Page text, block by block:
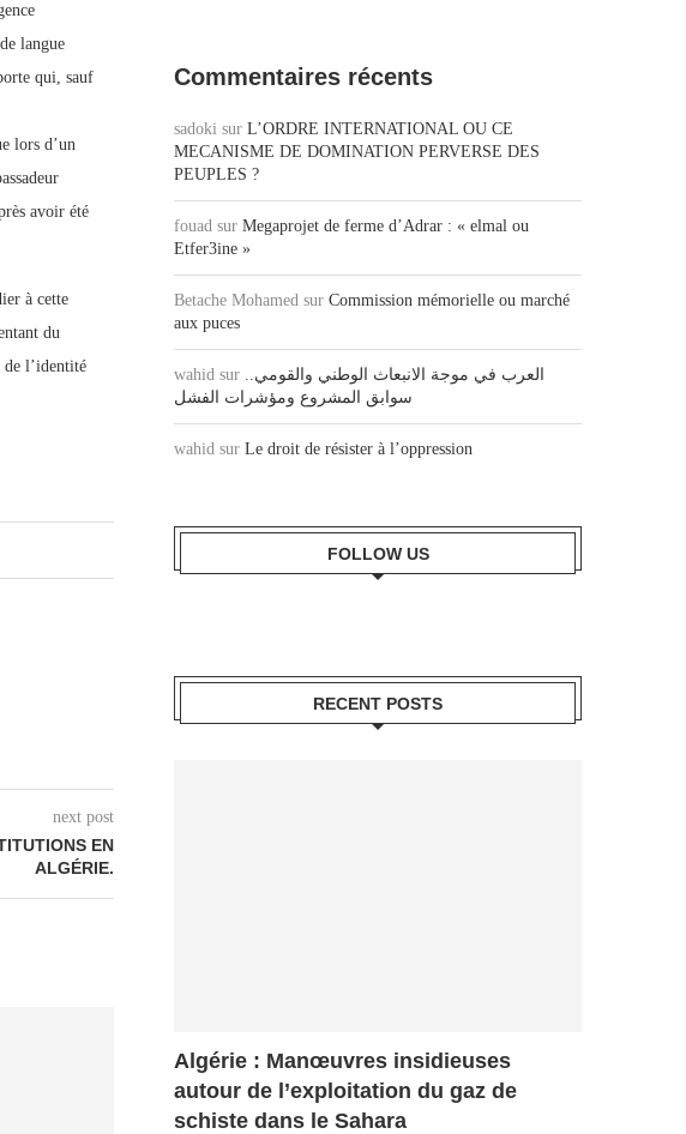
langue
qui, sauf
lors d’un
avoir été
à cette
du
l’identité
next post
EN
ALGÉRIE.
Commentaires récents
sadoki sur L’ORDRE INTERNATIONAL OU CE
MECANISME DE DOMINATION PERVERSE DES
PEUPLES ?
fouad sur Megaprojet de ferme d’Adrar : « elmal ou
Etfer3ine »
Betache Mohamed sur Commission mémorielle ou marché
aux puces
wahid sur العرب في موجة الانبعاث الوطني والقومي..
سوابق المشروع ومؤشرات الفشل
wahid sur Le droit de résister à l’oppression
FOLLOW US
RECENT POSTS
Algérie : Manœuvres insidieuses
autour de l’exploitation du gaz de
schiste dans le Sahara